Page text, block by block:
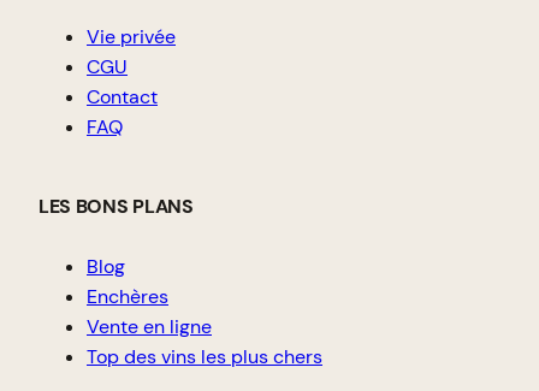
Vie privée
CGU
Contact
FAQ
LES BONS PLANS
Blog
Enchères
Vente en ligne
Top des vins les plus chers